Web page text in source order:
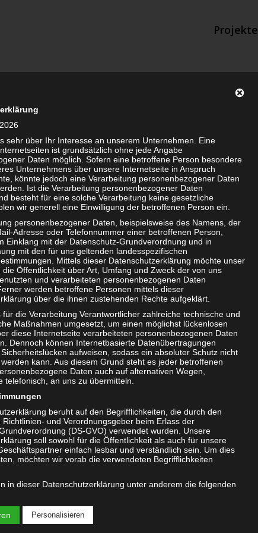
Projekte
Hier finden Sie uns
Adresse
Am Hang 3
+ 49 170 1183940
sehr über Ihr Interesse an unserem Unternehmen. Eine
ist grundsätzlich ohne jede Angabe
Daten möglich. Sofern eine betroffene Person besondere
Unternehmens über unsere Internetseite in Anspruch
könnte jedoch eine Verarbeitung personenbezogener Daten
Ist die Verarbeitung personenbezogener Daten
besteht für eine solche Verarbeitung keine gesetzliche
wir generell eine Einwilligung der betroffenen Person ein.
personenbezogener Daten, beispielsweise des Namens, der
Adresse oder Telefonnummer einer betroffenen Person,
Einklang mit der Datenschutz-Grundverordnung und in
mit den für uns geltenden landesspezifischen
Mittels dieser Datenschutzerklärung möchte unser
die Öffentlichkeit über Art, Umfang und Zweck der von uns
und verarbeiteten personenbezogenen Daten
werden betroffene Personen mittels dieser
über die ihnen zustehenden Rechte aufgeklärt.
für die Verarbeitung Verantwortlicher zahlreiche technische und
Maßnahmen umgesetzt, um einen möglichst lückenlosen
diese Internetseite verarbeiteten personenbezogenen Daten
Dennoch können Internetbasierte Datenübertragungen
aufweisen, sodass ein absoluter Schutz nicht
kann. Aus diesem Grund steht es jeder betroffenen
Daten auch auf alternativen Wegen,
telefonisch, an uns zu übermitteln.
beruht auf den Begrifflichkeiten, die durch den
Richtlinien- und Verordnungsgeber beim Erlass der
(DS-GVO) verwendet wurden. Unsere
soll sowohl für die Öffentlichkeit als auch für unsere
einfach lesbar und verständlich sein. Um dies
möchten wir vorab die verwendeten Begrifflichkeiten
in dieser Datenschutzerklärung unter anderem die folgenden
Daten
Daten sind alle Informationen, die sich auf eine
Personalisieren